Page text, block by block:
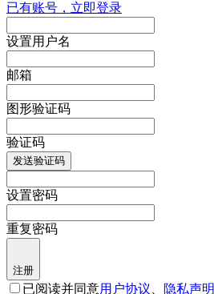
已有账号，立即登录
设置用户名
邮箱
图形验证码
验证码
发送验证码
设置密码
重复密码
注册
已阅读并同意用户协议 隐私声明